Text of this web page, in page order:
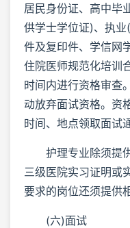
居民身份证、高中毕
供学士学位证)、执
件及复印件、学信网
住院医师规范化培训
时间内进行资格审查
动放弃面试资格。资
时间、地点领取面试
护理专业除须提供
三级医院实习证明或
要求的岗位还须提供
(六)面试